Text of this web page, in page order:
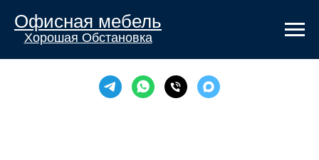
Офисная мебель
Хорошая Обстановка